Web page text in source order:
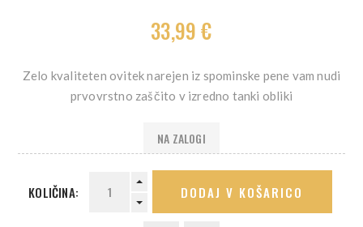
33,99 €
Zelo kvaliteten ovitek narejen iz spominske pene vam nudi
prvovrstno zaščito v izredno tanki obliki
NA ZALOGI
KOLIČINA: DODAJ V KOŠARICO